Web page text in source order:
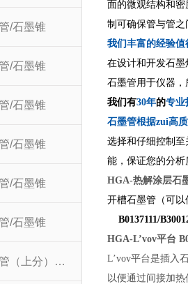
/石墨锥
/石墨锥
/石墨锥
/石墨锥
/石墨锥
/石墨锥
上海精科石墨管（上分）/石墨锥
面的微观结构和
制可确保管与管
我们丰
在设计和开发石
石墨管用于仪器，
我们有30年的专业
石墨管根据zui高
选择和仔细控制
能，保证您的分析
HGA-热解涂层
开槽石墨管（可以
B0137111/
HGA-L’vov平台
L’vov平台是插入
以便通过间接加